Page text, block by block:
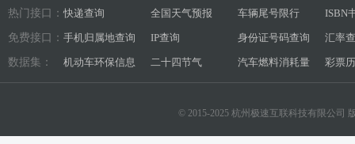
热门接口： 快递查询 全国天气预报 车辆尾号限行 ISBN
免费接口： 手机归属地查询 IP查询 身份证号码查询 汇率
数据集： 机动车环保信息 二十四节气 汽车燃料消耗量 彩票
© 2015-2025 杭州极速互联科技有限公司